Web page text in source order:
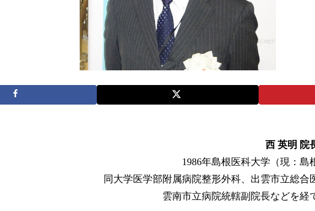
西 英明 院
1986年島根医科大学（現：島
同大学医学部附属病院整形外科、出雲市立総合
雲南市立病院統轄副院長などを経